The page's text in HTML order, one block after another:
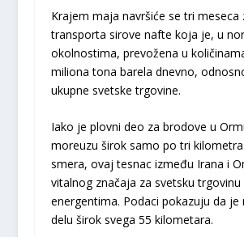
Krajem maja navršiće se tri meseca
transporta sirove nafte koja je, u
okolnostima, prevožena u
miliona tona barela dnevno,
ukupne svetske trgovine.
Iako je plovni deo za brodove u
moreuzu širok samo po tri
smera, ovaj tesnac između Irana i
vitalnog značaja za svetsku trgovinu
energentima. Podaci pokazuju da je
delu širok svega 55 kilometara.